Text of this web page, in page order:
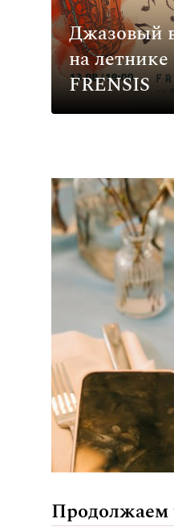
Джазовый
на летнике
FRENSIS
Продолжаем